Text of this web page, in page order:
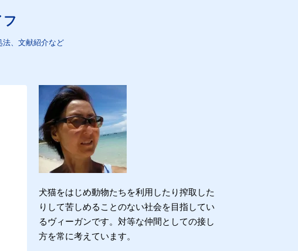
法、文献紹介など
犬猫をはじめ動物たちを利用したり搾取した
りして苦しめることのない社会を目指してい
るヴィーガンです。対等な仲間としての接し
方を常に考えています。